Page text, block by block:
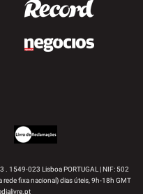
. 1549-023 Lisboa PORTUGAL | NIF: 502
rede fixa nacional) dias úteis, 9h-18h GMT